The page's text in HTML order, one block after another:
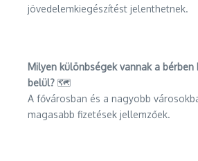
jövedelemkiegészítést jelenthetnek.
Milyen különbségek vannak a
belül? 🗺️
A fővárosban és a nagyobb
magasabb fizetések jellemzőek.